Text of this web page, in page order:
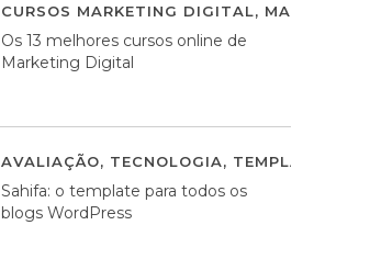
CURSOS MARKETING DIGITAL,
Os 13 melhores cursos online de
Marketing Digital
AVALIAÇÃO, TECNOLOGIA, TEMPLATES
Sahifa: o template para todos os
blogs WordPress